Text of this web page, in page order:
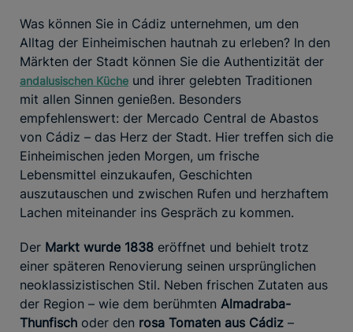
Was können Sie in Cádiz unternehmen, um den
Alltag der Einheimischen hautnah zu erleben? In den
Märkten der Stadt können Sie die Authentizität der
andalusischen Küche und ihrer gelebten Traditionen
mit allen Sinnen genießen. Besonders
empfehlenswert: der Mercado Central de Abastos
von Cádiz – das Herz der Stadt. Hier treffen sich die
Einheimischen jeden Morgen, um frische
Lebensmittel einzukaufen, Geschichten
auszutauschen und zwischen Rufen und herzhaftem
Lachen miteinander ins Gespräch zu kommen.
Der Markt wurde 1838 eröffnet und behielt trotz
einer späteren Renovierung seinen ursprünglichen
neoklassizistischen Stil. Neben frischen Zutaten aus
der Region – wie dem berühmten Almadraba-
Thunfisch oder den rosa Tomaten aus Cádiz –